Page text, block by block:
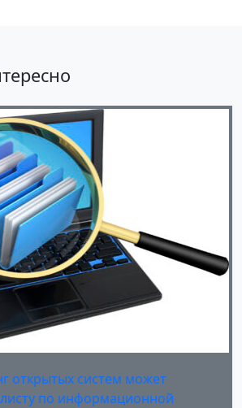
открытых систем может
по информационной